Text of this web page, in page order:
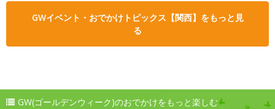
GWイベント・おでかけトピックス【関西】をもっと見
る
GW(ゴールデンウィーク)のおでかけをもっと楽しむ